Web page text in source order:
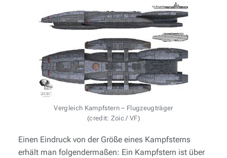
Vergleich Kampfstern – Flugzeugträger
(credit: Zoic / VF)
Einen Eindruck von der Größe eines Kampfsterns
erhält man folgendermaßen: Ein Kampfstern ist über